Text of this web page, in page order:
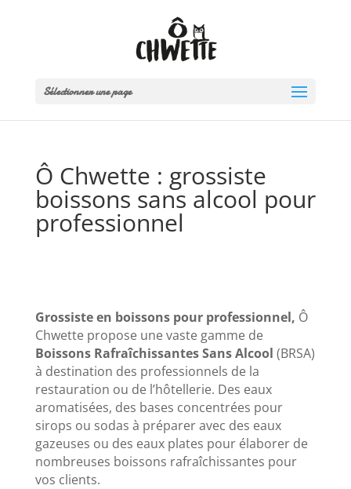
Sélectionner une page
Ô Chwette : grossiste
boissons sans alcool pour
professionnel
Grossiste en boissons pour professionnel, Ô
Chwette propose une vaste gamme de
Boissons Rafraîchissantes Sans Alcool (BRSA)
à destination des professionnels de la
restauration ou de l’hôtellerie. Des eaux
aromatisées, des bases concentrées pour
sirops ou sodas à préparer avec des eaux
gazeuses ou des eaux plates pour élaborer de
nombreuses boissons rafraîchissantes pour
vos clients.